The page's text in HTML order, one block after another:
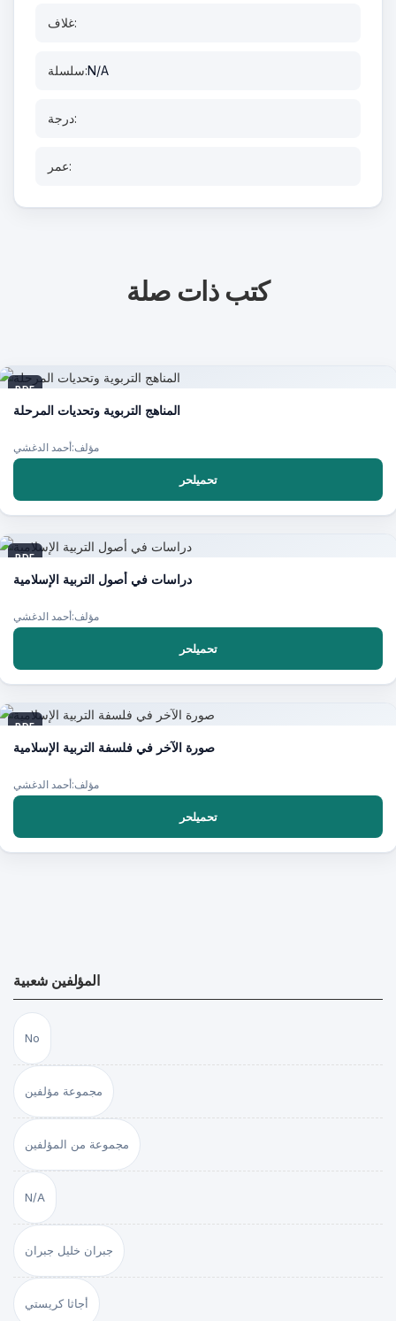
غلاف:
سلسلة:N/A
درجة:
عمر:
كتب ذات صلة
PDF
المناهج التربوية وتحديات المرحلة
مؤلف:أحمد الدغشي
تحميلحر
PDF
دراسات في أصول التربية الإسلامية
مؤلف:أحمد الدغشي
تحميلحر
PDF
صورة الآخر في فلسفة التربية الإسلامية
مؤلف:أحمد الدغشي
تحميلحر
المؤلفين شعبية
No
مجموعة مؤلفين
مجموعة من المؤلفين
N/A
جبران خليل جبران
أجاثا كريستي